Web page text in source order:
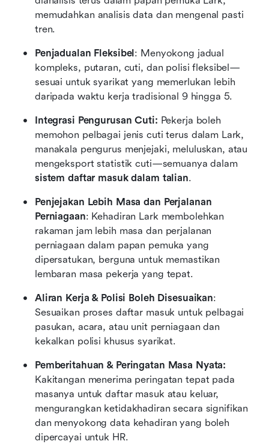
memudahkan analisis data dan mengenal pasti
tren.
Penjadualan Fleksibel: Menyokong jadual
kompleks, putaran, cuti, dan polisi fleksibel—
sesuai untuk syarikat yang memerlukan lebih
daripada waktu kerja tradisional 9 hingga 5.
Integrasi Pengurusan Cuti: Pekerja boleh
memohon pelbagai jenis cuti terus dalam Lark,
manakala pengurus menjejaki, meluluskan, atau
mengeksport statistik cuti—semuanya dalam
sistem daftar masuk dalam talian.
Penjejakan Lebih Masa dan Perjalanan
Perniagaan: Kehadiran Lark membolehkan
rakaman jam lebih masa dan perjalanan
perniagaan dalam papan pemuka yang
dipersatukan, berguna untuk memastikan
lembaran masa pekerja yang tepat.
Aliran Kerja & Polisi Boleh Disesuaikan:
Sesuaikan proses daftar masuk untuk pelbagai
pasukan, acara, atau unit perniagaan dan
kekalkan polisi khusus syarikat.
Pemberitahuan & Peringatan Masa Nyata:
Kakitangan menerima peringatan tepat pada
masanya untuk daftar masuk atau keluar,
mengurangkan ketidakhadiran secara signifikan
dan menyokong data kehadiran yang boleh
dipercayai untuk HR.